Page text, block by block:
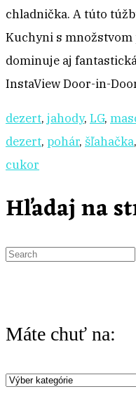
chladnička. A túto
Kuchyni s
dominuje aj
InstaView Door-in-
dezert, jahody, LG,
dezert, pohár, šľahačka,
cukor
Hľadaj na
S
c
f
Máte chuť na:
Máte